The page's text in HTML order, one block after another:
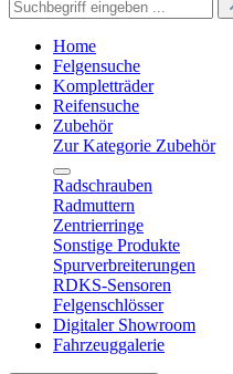
Home
Felgensuche
Kompletträder
Reifensuche
Zubehör
Zur Kategorie Zubehör
Radschrauben
Radmuttern
Zentrierringe
Sonstige Produkte
Spurverbreiterungen
RDKS-Sensoren
Felgenschlösser
Digitaler Showroom
Fahrzeuggalerie